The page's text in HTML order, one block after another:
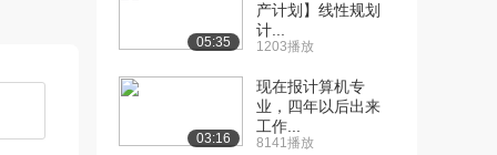
[10] 计算机网络(6)（上） 06:31
[11] 计算机网络(6)（下） 06:29
[12] 计算机网络(7)（上）
05:35
产计划】线性规划
计...
1203播放
03:16
现在报计算机专
业，四年以后出来
工作...
8141播放